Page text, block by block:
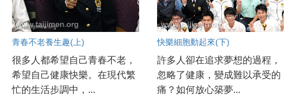
青春不老養生趣(上)
很多人都希望自己青春不老，
希望自己健康快樂。在現代繁
忙的生活步調中，...
快樂細胞動起來(下)
許多人卻在追求夢想的過程，
忽略了健康，變成難以承受的
痛？如何放心築夢...